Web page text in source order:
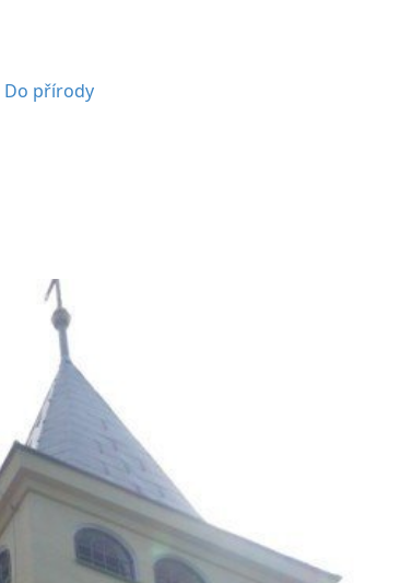
Do přírody